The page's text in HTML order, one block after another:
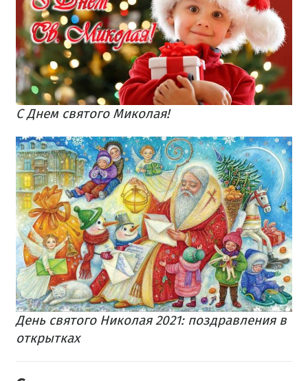
С Днем святого Миколая!
День святого Николая 2021: поздравления в
открытках